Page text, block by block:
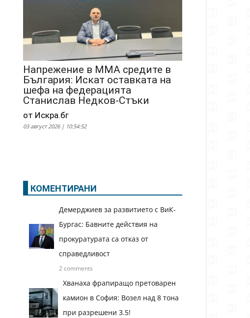
Напрежение в ММА средите в
България: Искат оставката на
шефа на федерацията
Станислав Недков-Стъки
от Искра.бг
03 август 2026 | 10:54:52
КОМЕНТИРАНИ
Демерджиев за развитието с ВиК-
Бургас: Бавните действия на
прокуратурата са отказ от
справедливост
2 comments
Хванаха фрапиращо претоварен
камион в София: Возел над 8 тона
при разрешени 3.5!